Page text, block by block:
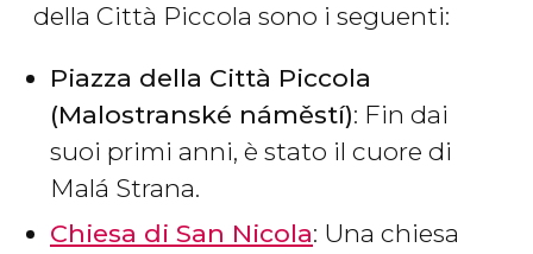
della Città Piccola sono i seguenti:
Piazza della Città Piccola
(Malostranské náměstí): Fin dai
suoi primi anni, è stato il cuore di
Malá Strana.
Chiesa di San Nicola: Una chiesa